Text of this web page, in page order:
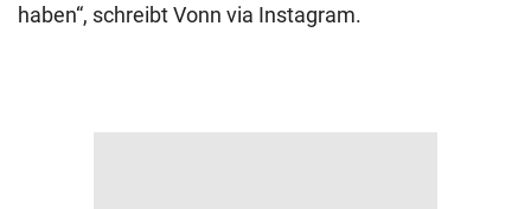
haben“, schreibt Vonn via Instagram.